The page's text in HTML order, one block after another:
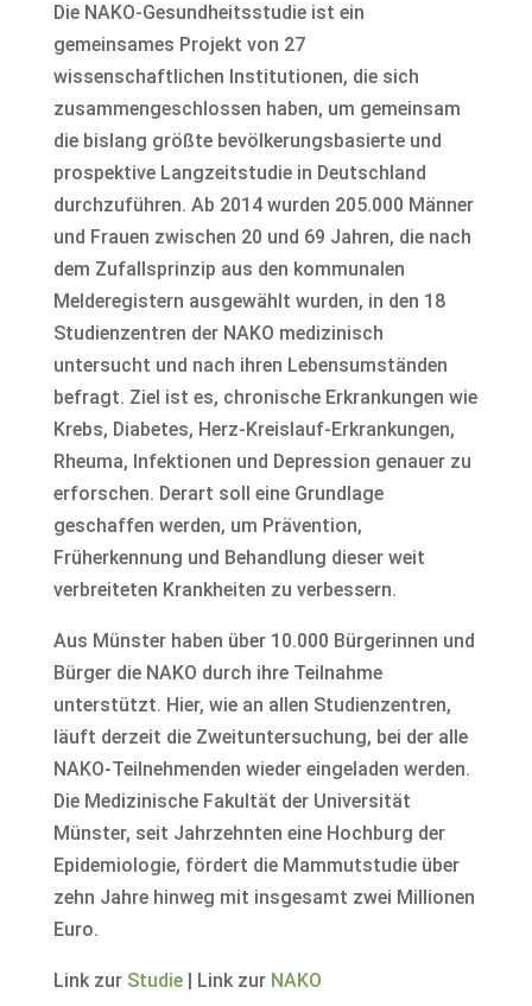
Die NAKO-Gesundheitsstudie ist ein
gemeinsames Projekt von 27
wissenschaftlichen Institutionen, die sich
zusammengeschlossen haben, um gemeinsam
die bislang größte bevölkerungsbasierte und
prospektive Langzeitstudie in Deutschland
durchzuführen. Ab 2014 wurden 205.000 Männer
und Frauen zwischen 20 und 69 Jahren, die nach
dem Zufallsprinzip aus den kommunalen
Melderegistern ausgewählt wurden, in den 18
Studienzentren der NAKO medizinisch
untersucht und nach ihren Lebensumständen
befragt. Ziel ist es, chronische Erkrankungen wie
Krebs, Diabetes, Herz-Kreislauf-Erkrankungen,
Rheuma, Infektionen und Depression genauer zu
erforschen. Derart soll eine Grundlage
geschaffen werden, um Prävention,
Früherkennung und Behandlung dieser weit
verbreiteten Krankheiten zu verbessern.
Aus Münster haben über 10.000 Bürgerinnen und
Bürger die NAKO durch ihre Teilnahme
unterstützt. Hier, wie an allen Studienzentren,
läuft derzeit die Zweituntersuchung, bei der alle
NAKO-Teilnehmenden wieder eingeladen werden.
Die Medizinische Fakultät der Universität
Münster, seit Jahrzehnten eine Hochburg der
Epidemiologie, fördert die Mammutstudie über
zehn Jahre hinweg mit insgesamt zwei Millionen
Euro.
Link zur Studie| Link zur NAKO